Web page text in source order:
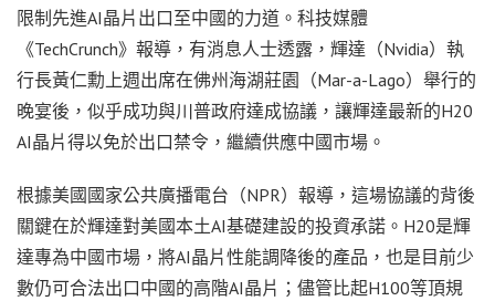
限制先進AI晶片出口至中國的力道。科技媒體
《TechCrunch》報導，有消息人士透露，輝達（Nvidia）執
行長黃仁勳上週出席在佛州海湖莊園（Mar-a-Lago）舉行的
晚宴後，似乎成功與川普政府達成協議，讓輝達最新的H20
AI晶片得以免於出口禁令，繼續供應中國市場。
根據美國國家公共廣播電台（NPR）報導，這場協議的背後
關鍵在於輝達對美國本土AI基礎建設的投資承諾。H20是輝
達專為中國市場，將AI晶片性能調降後的產品，也是目前少
數仍可合法出口中國的高階AI晶片；儘管比起H100等頂規